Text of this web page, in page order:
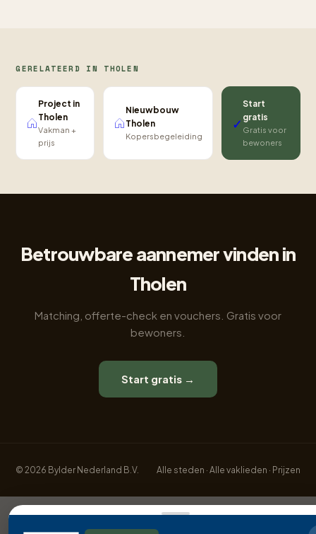
GERELATEERD IN THOLEN
Project in
Tholen
Vakman +
prijs
Nieuwbouw
Tholen
Kopersbegeleiding
✓
Start
gratis
Gratis voor
bewoners
Betrouwbare aannemer vinden in
Tholen
Matching, offerte-check en vouchers. Gratis voor
bewoners.
Start gratis →
© 2026 Bylder Nederland B.V. Alle steden · Alle vaklieden · Prijzen